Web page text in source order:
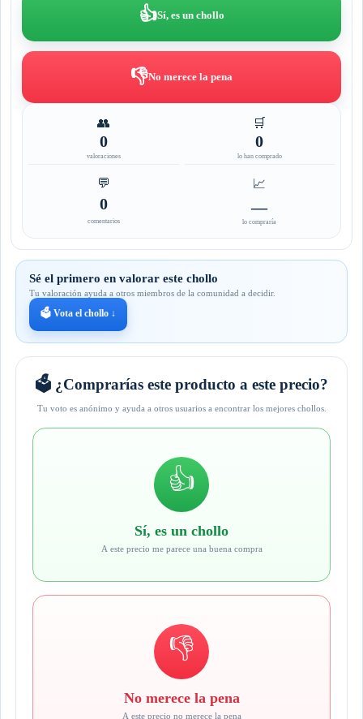
👍Sí, es un chollo
👎No merece la pena
👥
0
valoraciones
🛒
0
lo han comprado
💬
0
comentarios
📈
—
lo compraría
Sé el primero en valorar este chollo
Tu valoración ayuda a otros miembros de la comunidad a decidir.
🗳️ Vota el chollo ↓
🗳️ ¿Comprarías este producto a este precio?
Tu voto es anónimo y ayuda a otros usuarios a encontrar los mejores chollos.
👍
Sí, es un chollo
A este precio me parece una buena compra
👎
No merece la pena
A este precio no merece la pena